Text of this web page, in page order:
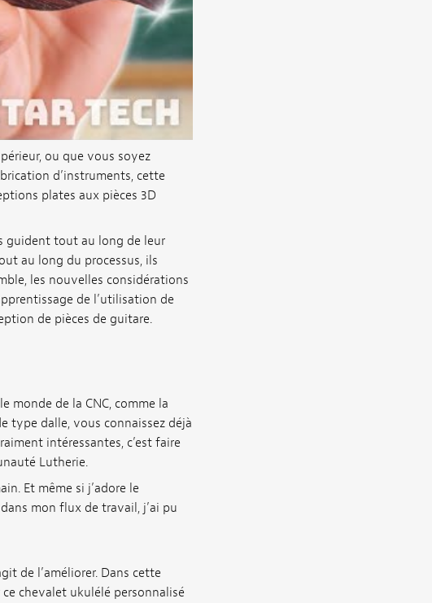
ou que vous soyez
d’instruments, cette
plates aux pièces 3D
guident tout au long de leur
au long du processus, ils
les nouvelles considérations
de l’utilisation de
de pièces de guitare.
monde de la CNC, comme la
type dalle, vous connaissez déjà
intéressantes, c’est faire
Lutherie.
Et même si j’adore le
mon flux de travail, j’ai pu
de l’améliorer. Dans cette
chevalet ukulélé personnalisé